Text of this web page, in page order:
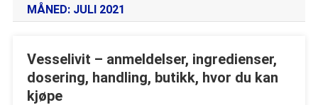
MÅNED: JULI 2021
Vesselivit – anmeldelser, ingredienser,
dosering, handling, butikk, hvor du kan
kjøpe